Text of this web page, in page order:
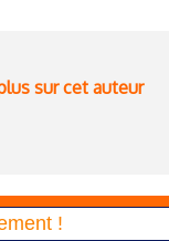
sur cet auteur